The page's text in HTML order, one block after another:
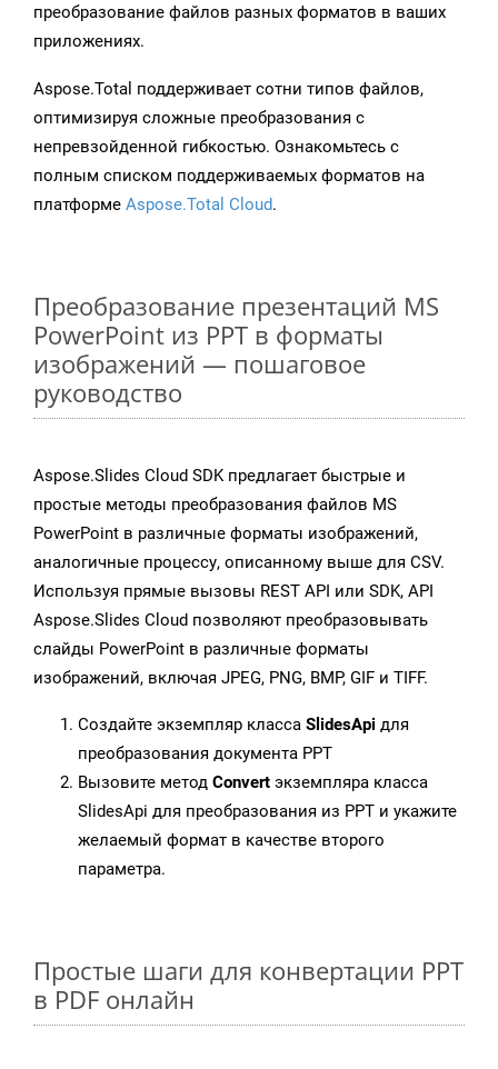
преобразование файлов разных форматов в ваших
приложениях.
Aspose.Total поддерживает сотни типов файлов,
оптимизируя сложные преобразования с
непревзойденной гибкостью. Ознакомьтесь с
полным списком поддерживаемых форматов на
платформе Aspose.Total Cloud.
Преобразование презентаций MS
PowerPoint из PPT в форматы
изображений — пошаговое
руководство
Aspose.Slides Cloud SDK предлагает быстрые и
простые методы преобразования файлов MS
PowerPoint в различные форматы изображений,
аналогичные процессу, описанному выше для CSV.
Используя прямые вызовы REST API или SDK, API
Aspose.Slides Cloud позволяют преобразовывать
слайды PowerPoint в различные форматы
изображений, включая JPEG, PNG, BMP, GIF и TIFF.
Создайте экземпляр класса SlidesApi для
преобразования документа PPT
Вызовите метод Convert экземпляра класса
SlidesApi для преобразования из PPT и укажите
желаемый формат в качестве второго
параметра.
Простые шаги для конвертации PPT
в PDF онлайн